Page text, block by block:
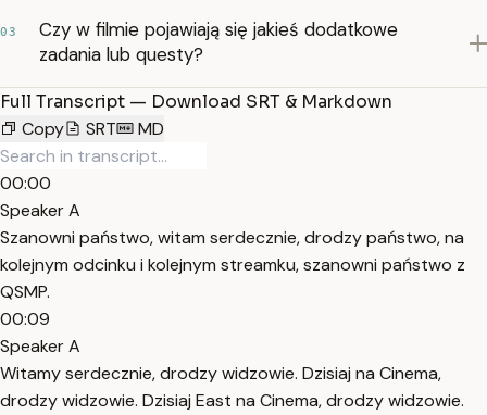
03
Czy w filmie pojawiają się jakieś dodatkowe
zadania lub questy?
Full Transcript — Download SRT & Markdown
Copy
SRT MD
00:00
Speaker A
Szanowni państwo, witam serdecznie, drodzy państwo, na
kolejnym odcinku i kolejnym streamku, szanowni państwo z
QSMP.
00:09
Speaker A
Witamy serdecznie, drodzy widzowie. Dzisiaj na Cinema,
drodzy widzowie. Dzisiaj East na Cinema, drodzy widzowie.